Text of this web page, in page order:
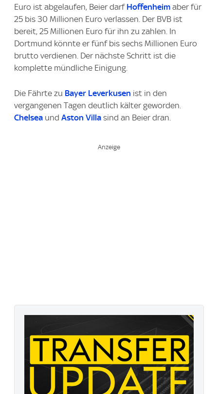
Euro ist abgelaufen, Beier darf Hoffenheim aber für
25 bis 30 Millionen Euro verlassen. Der BVB ist
bereit, 25 Millionen Euro für ihn zu zahlen. In
Dortmund könnte er fünf bis sechs Millionen Euro
brutto verdienen. Der nächste Schritt ist die
komplette mündliche Einigung.
Die Fährte zu Bayer Leverkusen ist in den
vergangenen Tagen deutlich kälter geworden.
Chelsea und Aston Villa sind an Beier dran.